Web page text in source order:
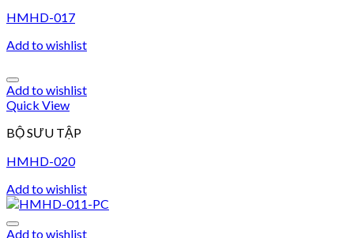
HMHD-017
Add to wishlist
Add to wishlist
Quick View
BỘ SƯU TẬP
HMHD-020
Add to wishlist
Add to wishlist